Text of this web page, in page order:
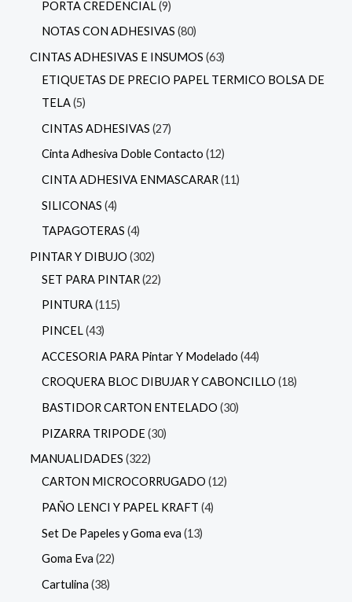
PORTA CREDENCIAL 9
NOTAS CON ADHESIVAS 80
CINTAS ADHESIVAS E INSUMOS 63
ETIQUETAS DE PRECIO PAPEL TERMICO BOLSA DE
TELA 5
CINTAS ADHESIVAS 27
Cinta Adhesiva Doble Contacto 12
CINTA ADHESIVA ENMASCARAR 11
SILICONAS 4
TAPAGOTERAS 4
PINTAR Y DIBUJO 302
SET PARA PINTAR 22
PINTURA 115
PINCEL 43
ACCESORIA PARA Pintar Y Modelado 44
CROQUERA BLOC DIBUJAR Y CABONCILLO 18
BASTIDOR CARTON ENTELADO 30
PIZARRA TRIPODE 30
MANUALIDADES 322
CARTON MICROCORRUGADO 12
PAÑO LENCI Y PAPEL KRAFT 4
Set De Papeles y Goma eva 13
Goma Eva 22
Cartulina 38